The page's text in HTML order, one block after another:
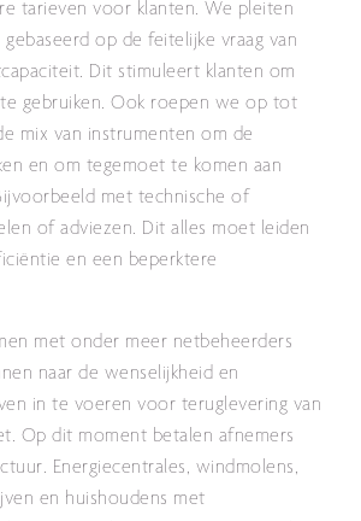
tarieven voor klanten. We pleiten
op de feitelijke vraag van
Dit stimuleert klanten om
gebruiken. Ook roepen we op tot
mix van instrumenten om de
en om tegemoet te komen aan
met technische of
of adviezen. Dit alles moet leiden
en een beperktere
met onder meer netbeheerders
naar de wenselijkheid en
in te voeren voor teruglevering van
Op dit moment betalen afnemers
Energiecentrales, windmolens,
en huishoudens met